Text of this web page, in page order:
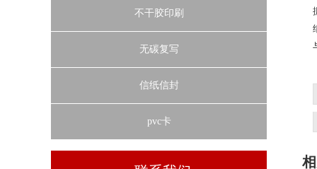
不干胶印刷
无碳复写
信纸信封
pvc卡